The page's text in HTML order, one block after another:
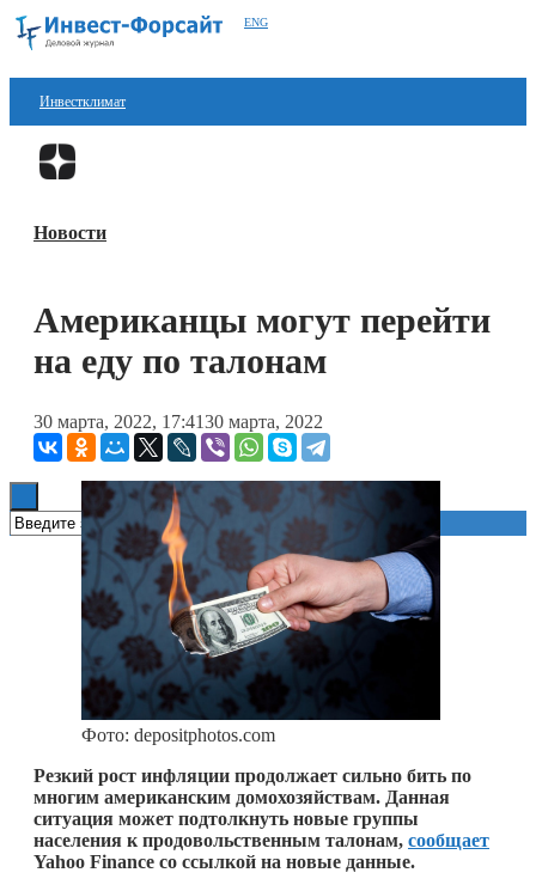
ENG
Инвестклимат
Финансы
Блокчейн
Технологии
Книги
Новости
Американцы могут перейти
на еду по талонам
30 марта, 2022, 17:4130 марта, 2022
Фото: depositphotos.com
Резкий рост инфляции продолжает сильно бить по
многим американским домохозяйствам. Данная
ситуация может подтолкнуть новые группы
населения к продовольственным талонам, сообщает
Yahoo Finance со ссылкой на новые данные.